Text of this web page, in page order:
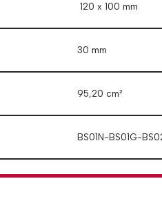
120 x 100 mm
30 mm
95,20 cm²
BS01N-BS01G-